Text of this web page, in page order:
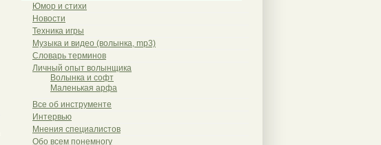
Юмор и стихи
Новости
Техника игры
Музыка и видео (волынка, mp3)
Словарь терминов
Личный опыт волынщика
Волынка и софт
Маленькая арфа
Все об инструменте
Интервью
Мнения специалистов
Обо всем понемногу